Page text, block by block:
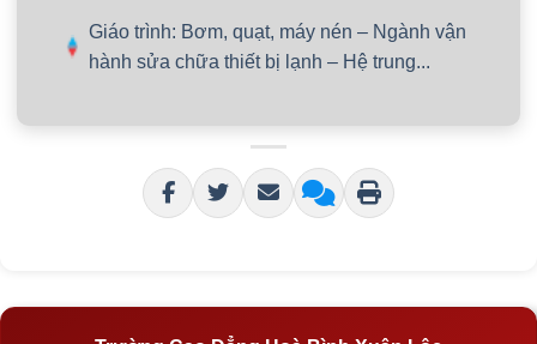
Giáo trình: Bơm, quạt, máy nén – Ngành vận
hành sửa chữa thiết bị lạnh – Hệ trung...